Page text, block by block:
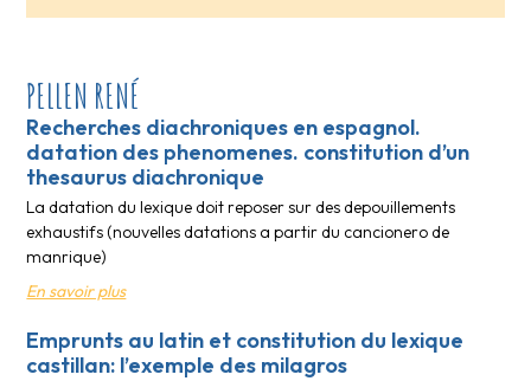
PELLEN RENÉ
Recherches diachroniques en espagnol.
datation des phenomenes. constitution d’un
thesaurus diachronique
La datation du lexique doit reposer sur des depouillements
exhaustifs (nouvelles datations a partir du cancionero de
manrique)
En savoir plus
Emprunts au latin et constitution du lexique
castillan: l’exemple des milagros